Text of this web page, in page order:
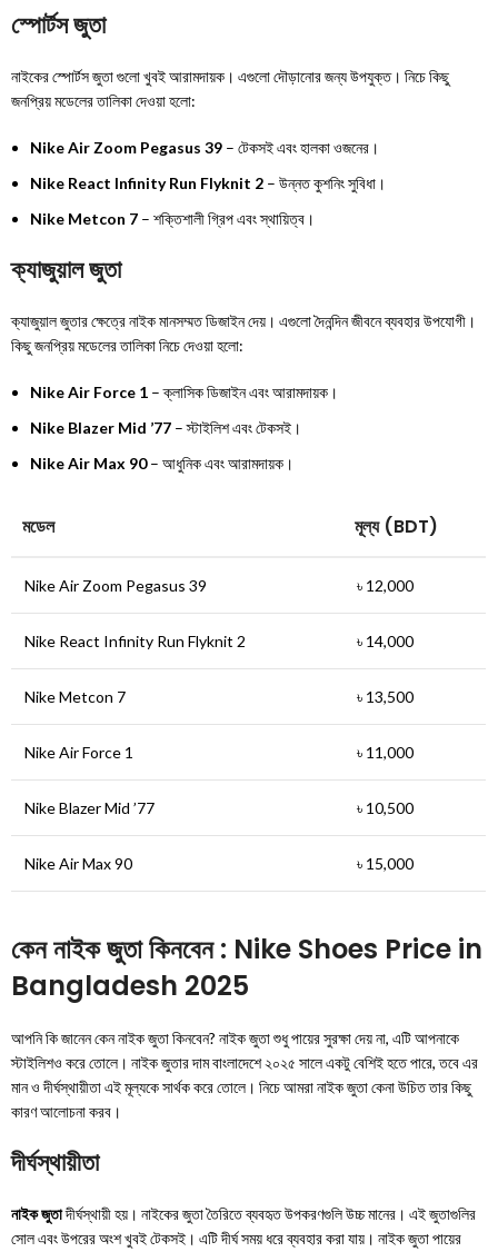
স্পোর্টস জুতা
নাইকের স্পোর্টস জুতা গুলো খুবই আরামদায়ক। এগুলো দৌড়ানোর জন্য উপযুক্ত। নিচে কিছু
জনপ্রিয় মডেলের তালিকা দেওয়া হলো:
Nike Air Zoom Pegasus 39 – টেকসই এবং হালকা ওজনের।
Nike React Infinity Run Flyknit 2 – উন্নত কুশনিং সুবিধা।
Nike Metcon 7 – শক্তিশালী গ্রিপ এবং স্থায়িত্ব।
ক্যাজুয়াল জুতা
ক্যাজুয়াল জুতার ক্ষেত্রে নাইক মানসম্মত ডিজাইন দেয়। এগুলো দৈনন্দিন জীবনে ব্যবহার উপযোগী।
কিছু জনপ্রিয় মডেলের তালিকা নিচে দেওয়া হলো:
Nike Air Force 1 – ক্লাসিক ডিজাইন এবং আরামদায়ক।
Nike Blazer Mid ’77 – স্টাইলিশ এবং টেকসই।
Nike Air Max 90– আধুনিক এবং আরামদায়ক।
মডেল মূল্য (BDT)
Nike Air Zoom Pegasus 39 ৳ 12,000
Nike React Infinity Run Flyknit 2 ৳ 14,000
Nike Metcon 7 ৳ 13,500
Nike Air Force 1 ৳ 11,000
Nike Blazer Mid ’77 ৳ 10,500
Nike Air Max 90 ৳ 15,000
কেন নাইক জুতা কিনবেন : Nike Shoes Price in
Bangladesh 2025
আপনি কি জানেন কেন নাইক জুতা কিনবেন? নাইক জুতা শুধু পায়ের সুরক্ষা দেয় না, এটি আপনাকে
স্টাইলিশও করে তোলে। নাইক জুতার দাম বাংলাদেশে ২০২৫ সালে একটু বেশিই হতে পারে, তবে এর
মান ও দীর্ঘস্থায়ীতা এই মূল্যকে সার্থক করে তোলে। নিচে আমরা নাইক জুতা কেনা উচিত তার কিছু
কারণ আলোচনা করব।
দীর্ঘস্থায়ীতা
নাইক জুতাদীর্ঘস্থায়ী হয়। নাইকের জুতা তৈরিতে ব্যবহৃত উপকরণগুলি উচ্চ মানের। এই জুতাগুলির
সোল এবং উপরের অংশ খুবই টেকসই। এটি দীর্ঘ সময় ধরে ব্যবহার করা যায়। নাইক জুতা পায়ের